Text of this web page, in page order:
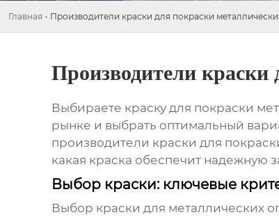
Главная - Производители краски для покраски
Производители краски
Выбираете краску для покраски
рынке и выбрать оптимальный
производители краски для
какая краска обеспечит надежную
Выбор краски: ключевые
Выбор краски для металлических